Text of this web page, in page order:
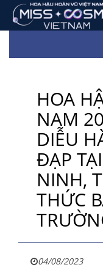
HOA
NAM
DIỄU
ĐẠP
NINH,
THỨC
04/08/2023